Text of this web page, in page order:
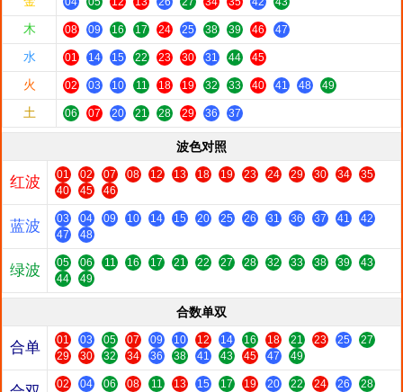
木 08 09 16 17 24 25 38 39 46 47
水 01 14 15 22 23 30 31 44 45
火 02 03 10 11 18 19 32 33 40 41 48 49
土 06 07 20 21 28 29 36 37
波色对照
红波 01 02 07 08 12 13 18 19 23 24 29 30 34
35
40
45 46
蓝波 03 04 09 10 14 15 20 25 26 31 36 37 41
42
47
48
绿波 05 06 11 16 17 21 22 27 28 32 33 38 39
43
44
49
合数单双
合单 01 03 05 07 09 10 12 14 16 18 21 23 25
27
29
30 32 34 36 38 41 43 45 47 49
02 04 06 08 11 13 15 17 19 20 22 24 26
28